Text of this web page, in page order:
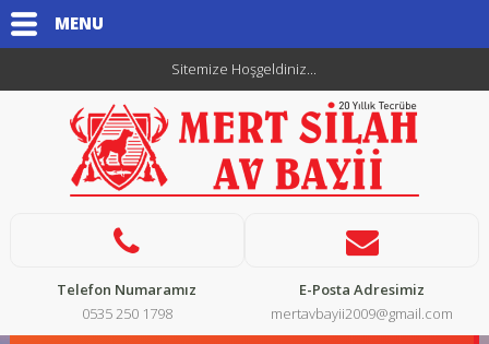
MENU
Sitemize Hoşgeldiniz...
Telefon Numaramız
0535 250 1798
E-Posta Adresimiz
mertavbayii2009@gmail.com